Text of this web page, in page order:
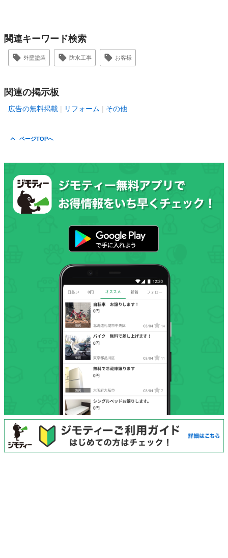
関連キーワード検索
外壁塗装 防水工事 お客様
関連の掲示板
広告の無料掲載 リフォーム その他
ページTOPへ